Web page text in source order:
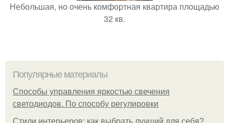
Небольшая, но очень комфортная квартира площадью
32 кв.
Популярные материалы
Способы управления яркостью свечения
светодиодов. По способу регулировки